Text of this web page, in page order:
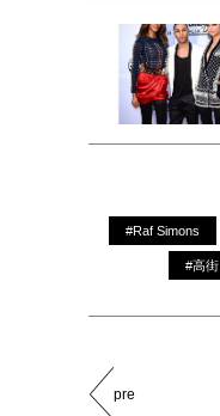
#Raf Simons
#高街
pre